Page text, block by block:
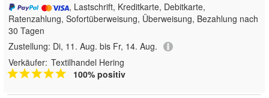
, Lastschrift, Kreditkarte, Debitkarte,
Ratenzahlung, Sofortüberweisung, Überweisung, Bezahlung nach
30 Tagen
Zustellung: Di, 11. Aug. bis Fr, 14. Aug.
Verkäufer: Textilhandel Hering
100% positiv